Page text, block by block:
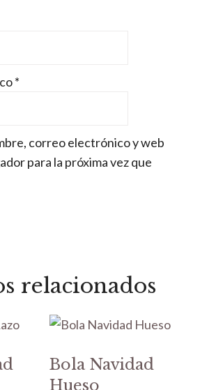
*
correo electrónico y web
para la próxima vez que
relacionados
Bola Navidad
Hueso